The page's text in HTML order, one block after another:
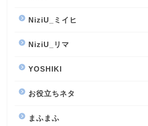
NiziU_ミイヒ
NiziU_リマ
YOSHIKI
お役立ちネタ
まふまふ